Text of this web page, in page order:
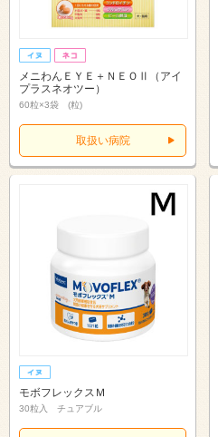
メニわんＥＹＥ＋ＮＥＯⅡ（アイ
プラスネオツー）
60粒×3袋 (粒)
取扱い病院
モボフレックスＭ
30粒入 チュアブル